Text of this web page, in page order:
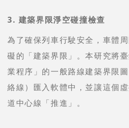
3. 建築界限淨空碰撞檢查
為了確保列車行駛安全，車體
礙的「建築界限」。本研究將
業程序」的一般路線建築界限
絡線）匯入軟體中，並讓這個
道中心線「推進」。